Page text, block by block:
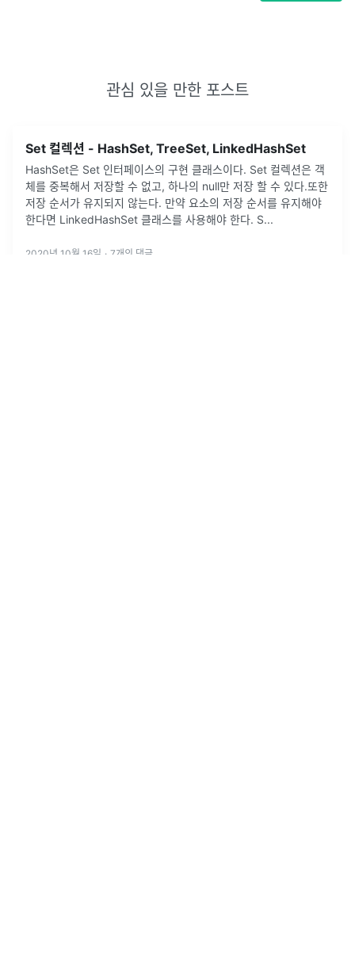
관심 있을 만한 포스트
Set 컬렉션 - HashSet, TreeSet, LinkedHashSet
HashSet은 Set 인터페이스의 구현 클래스이다. Set 컬렉션은 객
체를 중복해서 저장할 수 없고, 하나의 null만 저장 할 수 있다.또한
저장 순서가 유지되지 않는다. 만약 요소의 저장 순서를 유지해야
한다면 LinkedHashSet 클래스를 사용해야 한다. S...
2020년 10월 16일 · 7개의 댓글